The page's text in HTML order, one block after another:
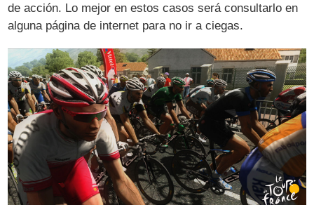
de acción. Lo mejor en estos casos será consultarlo en
alguna página de internet para no ir a ciegas.